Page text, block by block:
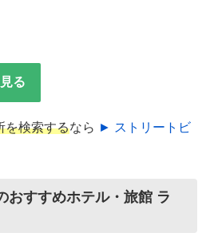
る
を検索するなら ► ストリートビ
おすすめホテル・旅館 ラ